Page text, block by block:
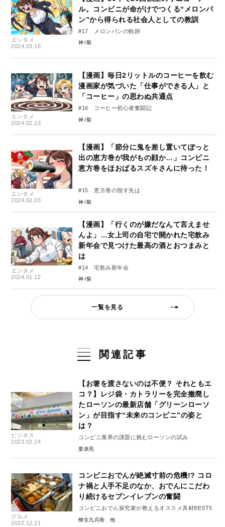
エンタメ
2024.03.16
ル。コンビニが命がけでつくる“メロンパ
ン”から得られる社会人としての教訓
#17 メロンパンの軌跡
神ﾉ裂
エンタメ
2024.02.23
【漫画】毎日2リットルのコーヒーを飲む
漫画家が気づいた「仕事ができる人」と
「コーヒー」の思わぬ共通点
#16 コーヒー初心者奮闘記
神ﾉ裂
エンタメ
2024.02.03
【漫画】「節分に鬼を差し置いてぽっと
出の恵方巻が我がもの顔か…」コンビニ
恵方巻をほおばるスズキさんに待った！
#15 恵方巻の指す先は
神ﾉ裂
エンタメ
2024.01.12
【漫画】「行くのが嫌だなんて言えませ
んよ」…女上司の自宅で開かれた宅飲み
新年会で見つけた最高の酒とおつまみと
は
#14 宅飲み新年会
神ﾉ裂
一覧を見る
関連記事
ビジネス
2023.02.24
【お箸を渡さないのは不便？ それともエ
コ？】レジ袋・カトラリーを完全撤廃し
たローソンの最新店舗「グリーンローソ
ン」が目指す“未来のコンビニ”の姿と
は？
コンビニ業界の課題に挑むローソンの試み
栗原亮
グルメ
2022.12.21
コンビニおでんが絶滅寸前の危機!? コロ
ナ禍と人手不足のなか、おでんにこだわ
り続けるセブンイレブンの奮闘
コンビニおでん探究家が教えるオススメ具材BEST5
柳生九兵衛